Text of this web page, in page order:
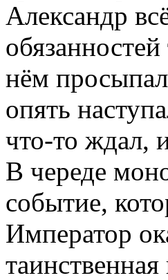
Александр
нём
опять
что-то ждал,
В череде
событие,
Император